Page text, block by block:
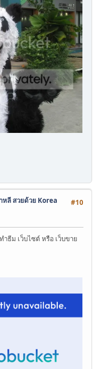
#10
หลี สวยด้วย Korea
ธีม เว็บไซต์ หรือ เว็บขาย